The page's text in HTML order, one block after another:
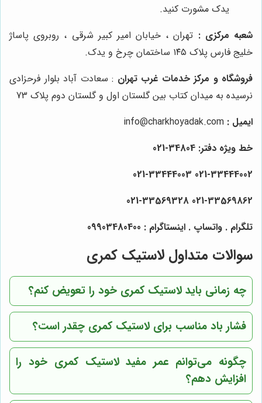
یدک مشورت کنید.
شعبه مرکزی : تهران ، خیابان امیر کبیر شرقی ، روبروی پاساژ
خلیج فارس پلاک ۱۴۵ ساختمان چرخ و یدک.
فروشگاه و مرکز خدمات غرب تهران : سعادت آباد بلوار فرحزادی
نرسیده به میدان کتاب بین گلستان اول و گلستان دوم پلاک 73
ایمیل : info@charkhoyadak.com
خط ویژه دفتر: 34804-021
021-33444002 021-33444003
021-33569862 021-33569328
تلگرام . واتساپ . اینستاگرام : 09903480400
سوالات متداول لاستیک کمری
چه زمانی باید لاستیک کمری خود را تعویض کنم؟
فشار باد مناسب برای لاستیک کمری چقدر است؟
چگونه می‌توانم عمر مفید لاستیک کمری خود را
افزایش دهم؟